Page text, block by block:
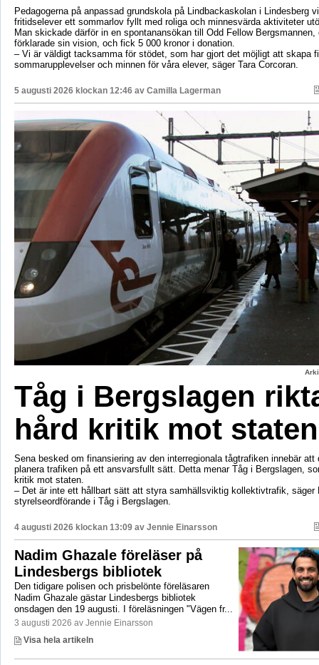
Pedagogerna på anpassad grundskola på Lindbackaskolan i Lindesberg
fritidselever ett sommarlov fyllt med roliga och minnesvärda aktiviteter
Man skickade därför in en spontanansökan till Odd Fellow Bergsmannen,
förklarade sin vision, och fick 5 000 kronor i donation.
– Vi är väldigt tacksamma för stödet, som har gjort det möjligt att skapa
sommarupplevelser och minnen för våra elever, säger Tara Corcoran.
5 augusti 2026 klockan 12:46 av Camilla Lagerman
Tåg i Bergslagen
hård kritik mot staten
Sena besked om finansiering av den interregionala tågtrafiken innebär att
planera trafiken på ett ansvarsfullt sätt. Detta menar Tåg i Bergslagen,
kritik mot staten.
– Det är inte ett hållbart sätt att styra samhällsviktig kollektivtrafik, säger
styrelseordförande i Tåg i Bergslagen.
4 augusti 2026 klockan 13:09 av Jennie Einarsson
Nadim Ghazale föreläser på
Lindesbergs bibliotek
Den tidigare polisen och prisbelönte föreläsaren
Nadim Ghazale gästar Lindesbergs bibliotek
onsdagen den 19 augusti. I föreläsningen "Vägen fr...
3 augusti 2026 av Jennie Einarsson
Visa hela artikeln